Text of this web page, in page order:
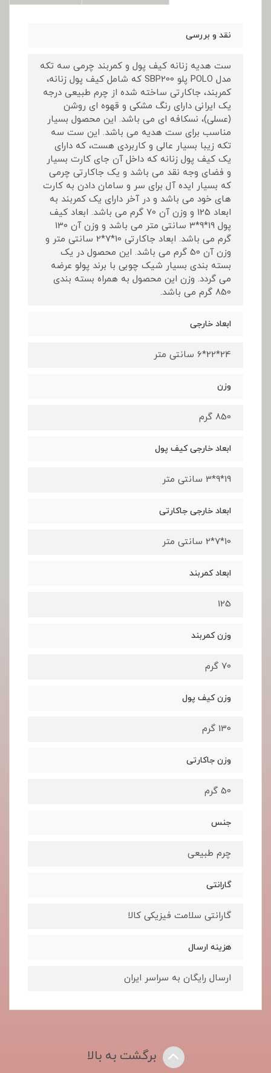
نقد و بررسی
ست هدیه زنانه کیف پول و کمربند چرمی سه تکه
مدل POLO پلو SBP200 که شامل کیف پول زنانه،
کمربند، جاکارتی ساخته شده از چرم طبیعی درجه
یک ایرانی دارای رنگ مشکی و قهوه ای روشن
(عسلی)، نسکافه ای می باشد. این محصول بسیار
مناسب برای ست هدیه می باشد. این ست سه
تکه زیبا بسیار عالی و کاربردی هست، که دارای
یک کیف پول زنانه که داخل آن جای کارت بسیار
و فضای وجه نقد می باشد و یک جاکارتی چرمی
که بسیار ایده آل برای سر و سامان دادن به کارت
های خود می باشد و در آخر دارای یک کمربند به
ابعاد 125 و وزن آن 70 گرم می باشد. ابعاد کیف
پول 19*9*3 سانتی متر می باشد و وزن آن 130
گرم می باشد. ابعاد جاکارتی 10*7*2 سانتی متر و
وزن آن 50 گرم می باشد. این محصول در یک
بسته بندی بسیار شیک چوبی با برند پولو عرضه
می گردد. وزن این محصول به همراه بسته بندی
850 گرم می باشد.
ابعاد خارجی
24*22*6 سانتی متر
وزن
850 گرم
ابعاد خارجی کیف پول
19*9*3 سانتی متر
ابعاد خارجی جاکارتی
10*7*2 سانتی متر
ابعاد کمربند
125
وزن کمربند
70 گرم
وزن کیف پول
130 گرم
وزن جاکارتی
50 گرم
جنس
چرم طبیعی
گارانتی
گارانتی سلامت فیزیکی کالا
هزینه ارسال
ارسال رایگان به سراسر ایران
برگشت به بالا